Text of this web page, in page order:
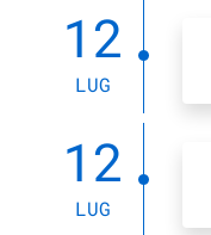
12
LUG
12
LUG